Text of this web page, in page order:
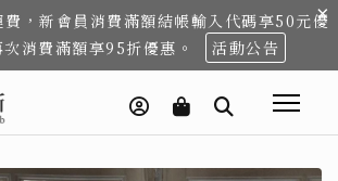
×
，新會員消費滿額結帳輸入代碼享50元優
次消費滿額享95折優惠。
活動公告